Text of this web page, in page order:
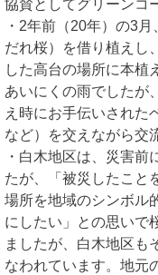
協賛としてグリーンコ
・2年前（20年）の3
だれ桜）を借り植えし
した高台の場所に本植
あいにくの雨でしたが
え時にお手伝いされた
など）を交えながら交
・白木地区は、災害前
たが、「被災したこと
場所を地域のシンボル
にしたい」との思いで
ましたが、白木地区も
なわれています。地元